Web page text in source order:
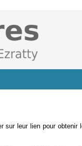
sur leur lien pour obtenir